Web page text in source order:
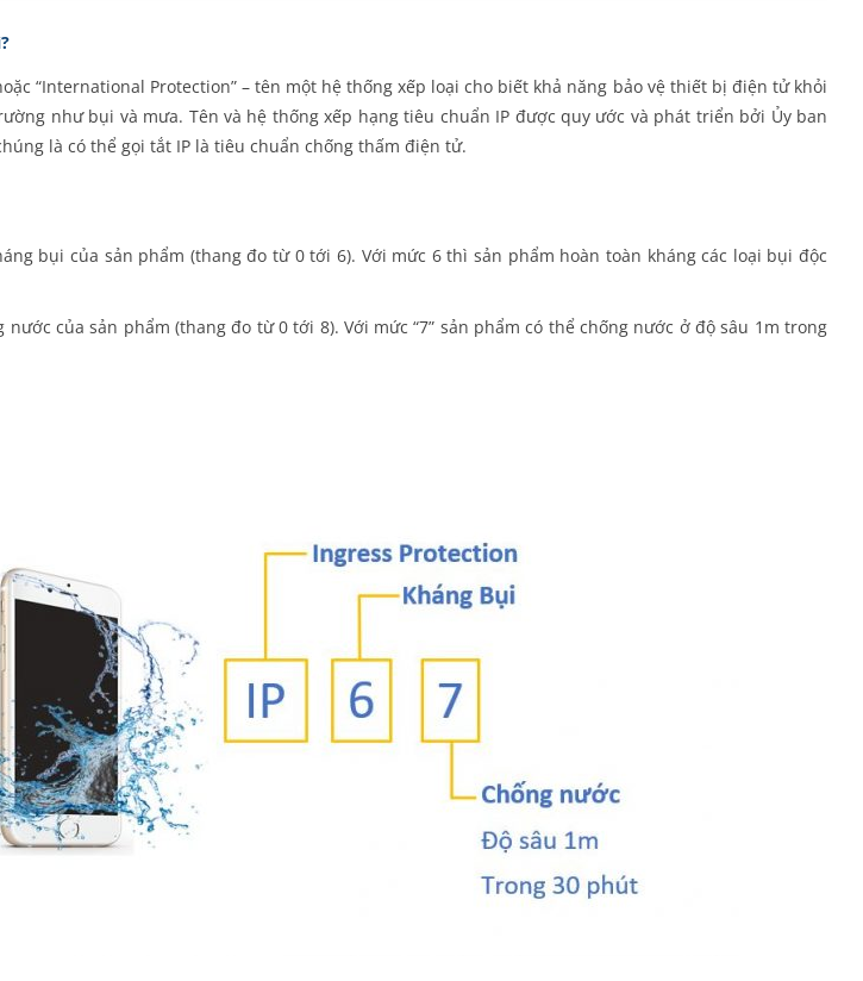
“International Protection” – tên một hệ thống xếp loại cho biết khả năng bảo vệ thiết bị điện tử khỏi
như bụi và mưa. Tên và hệ thống xếp hạng tiêu chuẩn IP được quy ước và phát triển bởi Ủy ban
là có thể gọi tắt IP là tiêu chuẩn chống thấm điện tử.
bụi của sản phẩm (thang đo từ 0 tới 6). Với mức 6 thì sản phẩm hoàn toàn kháng các loại bụi độc
của sản phẩm (thang đo từ 0 tới 8). Với mức “7” sản phẩm có thể chống nước ở độ sâu 1m trong